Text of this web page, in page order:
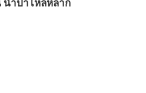
น้ำป่าไหลหลาก